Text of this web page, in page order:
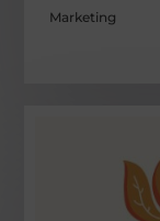
Marketing